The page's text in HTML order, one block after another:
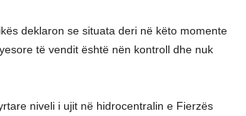
deklaron se situata deri në këto momente
të vendit është nën kontroll dhe nuk
niveli i ujit në hidrocentralin e Fierzës